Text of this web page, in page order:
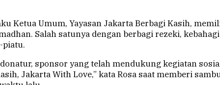
Ketua Umum, Yayasan Jakarta Berbagi Kasih,
Salah satunya dengan berbagi rezeki,
piatu.
sponsor yang telah mendukung kegiatan
Jakarta With Love,” kata Rosa saat memberi